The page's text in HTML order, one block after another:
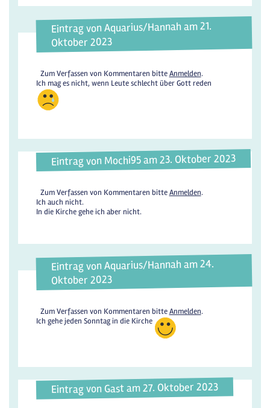
Eintrag von Aquarius/Hannah am 21.
Oktober 2023
Zum Verfassen von Kommentaren bitteAnmelden.
Ich mag es nicht, wenn Leute schlecht über Gott reden
Eintrag von Mochi95 am 23. Oktober 2023
Zum Verfassen von Kommentaren bitteAnmelden.
Ich auch nicht.
In die Kirche gehe ich aber nicht.
Eintrag von Aquarius/Hannah am 24.
Oktober 2023
Zum Verfassen von Kommentaren bitteAnmelden.
Ich gehe jeden Sonntag in die Kirche
Eintrag von Gast am 27. Oktober 2023